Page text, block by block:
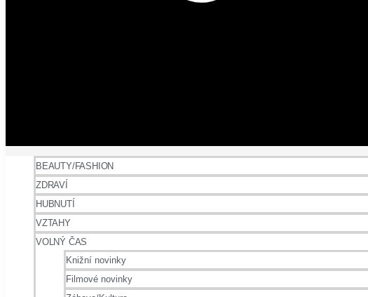
BEAUTY/FASHION
ZDRAVÍ
HUBNUTÍ
VZTAHY
VOLNÝ ČAS
Knižní novinky
Filmové novinky